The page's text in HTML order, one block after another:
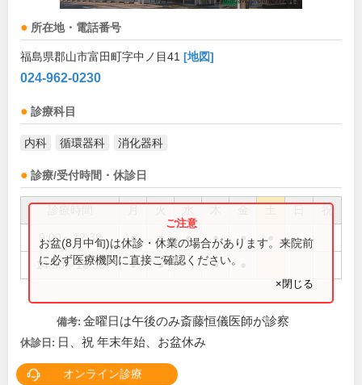
所在地・電話番号
福島県郡山市富田町字中ノ目41 [地図]
024-962-0230
診療科目
内科 循環器科 消化器科
診療/受付時間・休診日
祝
9:00～12:30 ● ● ● ● ●
14:30～18:30 ● ● ●
お盆(8月中旬)は休診・休業の場合があります。来院前
に必ず医療機関に直接ご確認ください。
×閉じる
備考: 金曜日は午後のみ斎藤恒儀医師が診察
休診日: 日、祝 年末年始、お盆休み
オンライン診療